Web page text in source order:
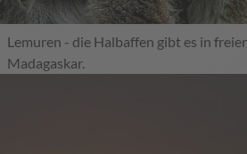
Lemuren - die Halbaffen gibt es in
Madagaskar.